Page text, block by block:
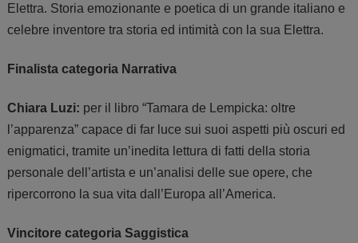
Elettra. Storia emozionante e poetica di un grande italiano e
celebre inventore tra storia ed intimità con la sua Elettra.
Finalista categoria Narrativa
Chiara Luzi: per il libro “Tamara de Lempicka: oltre
l’apparenza” capace di far luce sui suoi aspetti più oscuri ed
enigmatici, tramite un’inedita lettura di fatti della storia
personale dell’artista e un’analisi delle sue opere, che
ripercorrono la sua vita dall’Europa all’America.
Vincitore categoria Saggistica